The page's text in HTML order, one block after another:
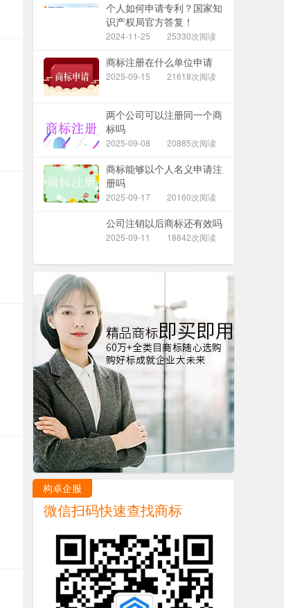
个人如何申请专利？国家知
识产权局官方答复！
2024-11-25 25330次阅读
商标注册在什么单位申请
2025-09-15 21618次阅读
两个公司可以注册同一个商
标吗
2025-09-08 20885次阅读
商标能够以个人名义申请注
册吗
2025-09-17 20160次阅读
公司注销以后商标还有效吗
2025-09-11 18842次阅读
构卓企服
微信扫码快速查找商标